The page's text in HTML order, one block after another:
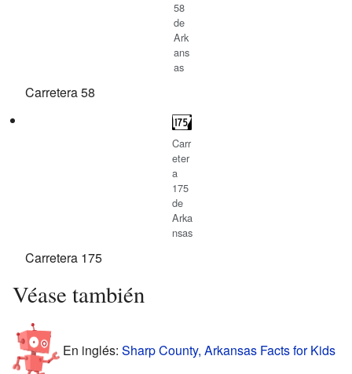
58
de
Ark
ans
as
Carretera 58
Carr
eter
a
175
de
Arka
nsas
Carretera 175
Véase también
En inglés: Sharp County, Arkansas Facts for Kids